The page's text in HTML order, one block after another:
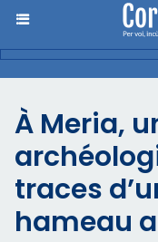
À Meria,
traces
hameau